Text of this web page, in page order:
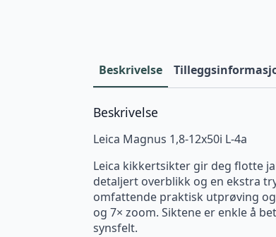
Beskrivelse
Beskrivelse
Leica Magnus 1,8-12x50i L-4a
Leica kikkertsikter gir deg flotte
detaljert overblikk og en ekstra
omfattende praktisk utprøving
og 7× zoom. Siktene er enkle å
synsfelt.